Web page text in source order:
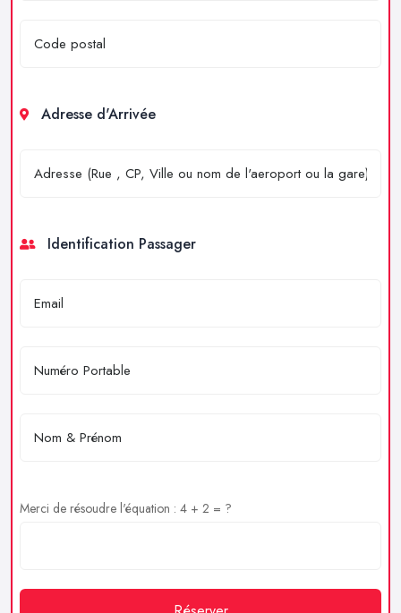
Adresse d'Arrivée
Identification Passager
Merci de résoudre l'équation : 4 + 2 = ?